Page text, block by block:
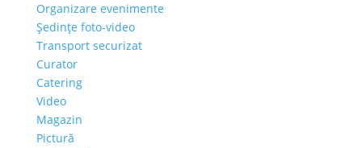
Organizare evenimente
Şedinţe foto-video
Transport securizat
Curator
Catering
Video
Magazin
Pictură